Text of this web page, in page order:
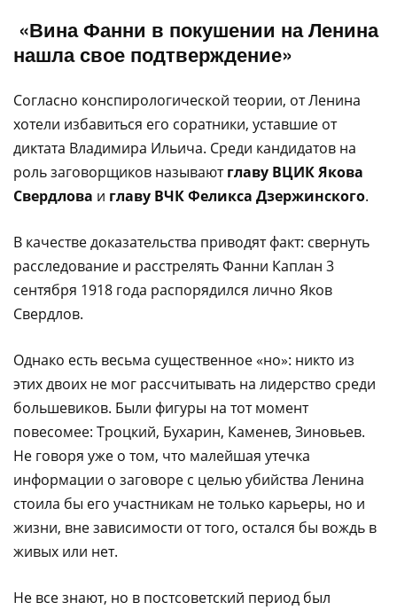
«Вина Фанни в покушении на Ленина
нашла свое подтверждение»
Согласно конспирологической теории, от Ленина
хотели избавиться его соратники, уставшие от
диктата Владимира Ильича. Среди кандидатов на
роль заговорщиков называютглаву ВЦИК Якова
Свердлова и главу ВЧК Феликса Дзержинского.
В качестве доказательства приводят факт: свернуть
расследование и расстрелять Фанни Каплан 3
сентября 1918 года распорядился лично Яков
Свердлов.
Однако есть весьма существенное «но»: никто из
этих двоих не мог рассчитывать на лидерство среди
большевиков. Были фигуры на тот момент
повесомее: Троцкий, Бухарин, Каменев, Зиновьев.
Не говоря уже о том, что малейшая утечка
информации о заговоре с целью убийства Ленина
стоила бы его участникам не только карьеры, но и
жизни, вне зависимости от того, остался бы вождь в
живых или нет.
Не все знают, но в постсоветский период был